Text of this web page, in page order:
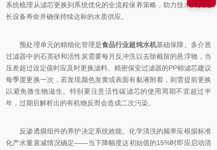
系统梳理从滤芯更换到系统优化的全流程保养策略，助力技术人员延
长设备寿命并确保持续达标的水质供应。
预处理单元的精细化管理是食品行业超纯水机基础保障。多介质
过滤器中的石英砂和活性炭需要每月反冲洗以去除截留的悬浮物，当
压差超过设定值时应及时更换滤料。精密保安过滤器的PP棉滤芯建议
每季度更换一次，若发现颜色发黄或表面有黏液附着，则需提前更换
以避免微生物滋生。特别要注意活性碳滤芯的使用周期不宜超过半
年，过期后解析出的有机物反而会造成二次污染。
反渗透膜组件的养护决定系统效能。化学清洗的频率应根据标准
化产水量衰减情况确定——当下降幅度达初始值的15%时即应启动清